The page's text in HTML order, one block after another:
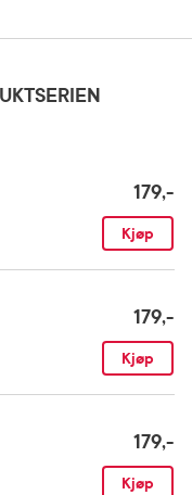
179,-
Kjøp
179,-
Kjøp
179,-
Kjøp